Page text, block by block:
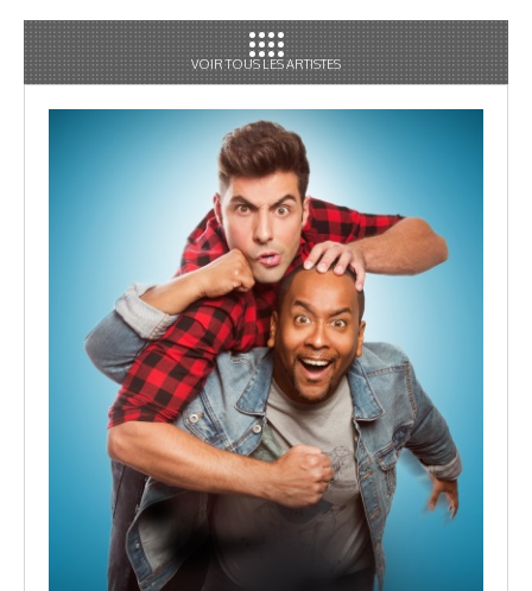
VOIR TOUS LES ARTISTES